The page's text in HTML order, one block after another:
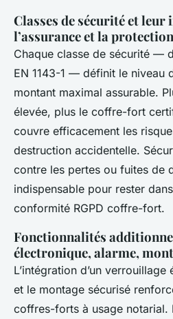
Classes de sécurité et leur
l’assurance et la protection
Chaque classe de sécurité —
EN 1143-1 — définit le niveau
montant maximal assurable.
élevée, plus le coffre-fort
couvre efficacement les
destruction accidentelle.
contre les pertes ou fuites de
indispensable pour rester
conformité RGPD coffre-fort.
Fonctionnalités
électronique, alarme,
L’intégration d’un verrouillage
et le montage sécurisé
coffres-forts à usage notarial.